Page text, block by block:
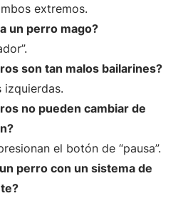
extremos.
un perro mago?
son tan malos bailarines?
izquierdas.
no pueden cambiar de
el botón de “pausa”.
perro con un sistema de